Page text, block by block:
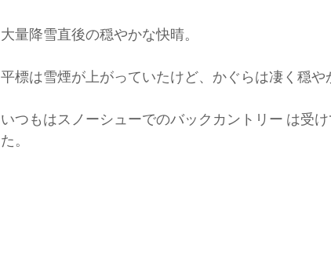
大量降雪直後の穏やかな快晴。
平標は雪煙が上がっていたけど、かぐらは凄く穏や
いつもはスノーシューでのバックカントリー は受
た。